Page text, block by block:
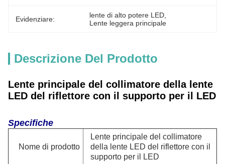
Evidenziare: lente di alto potere LED
Lente leggera principale
Descrizione Del Prodotto
Lente principale del collimatore della lente
LED del riflettore con il supporto per il LED
Specifiche
Nome di prodotto
Lente principale del collimatore
della lente LED del riflettore con il
supporto per il LED